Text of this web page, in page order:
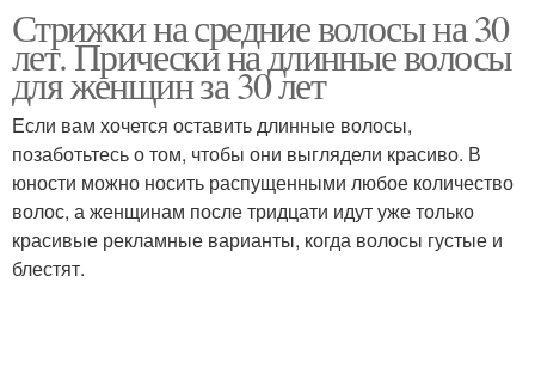
Прически на юбилей
Стрижки на средние волосы на 30
лет. Прически на длинные волосы
для женщин за 30 лет
Если вам хочется оставить длинные волосы,
позаботьтесь о том, чтобы они выглядели красиво. В
юности можно носить распущенными любое количество
волос, а женщинам после тридцати идут уже только
красивые рекламные варианты, когда волосы густые и
блестят.